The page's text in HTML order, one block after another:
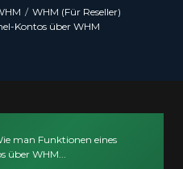
WHM (Für Reseller)
Kontos über WHM
man Funktionen eines
über WHM...